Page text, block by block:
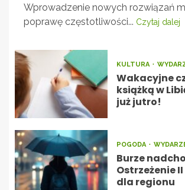
Wprowadzenie nowych rozwiązań
poprawę częstotliwości... Czytaj dalej
KULTURA
Wakacyjne
książką w
już jutro!
POGODA
Burze
Ostrzeżenie
dla regionu